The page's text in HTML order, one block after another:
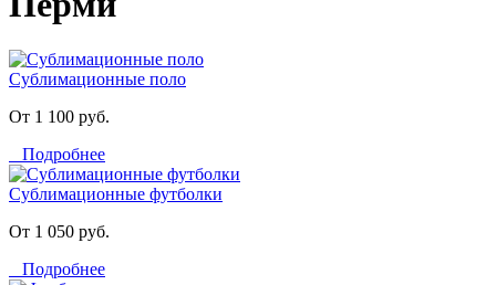
Сублимационные поло
От 1 100 руб.
Подробнее
Сублимационные футболки
От 1 050 руб.
Подробнее